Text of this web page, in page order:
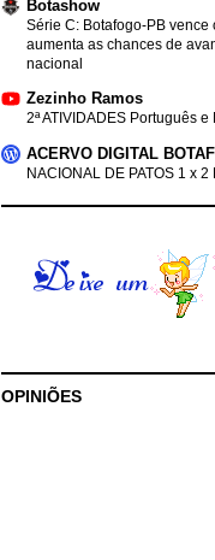
Botashow
Série C: Botafogo-PB
aumenta as chances de
nacional
Zezinho Ramos
2ª ATIVIDADES Português e
ACERVO DIGITAL
NACIONAL DE PATOS 1 x 2
OPINIÕES